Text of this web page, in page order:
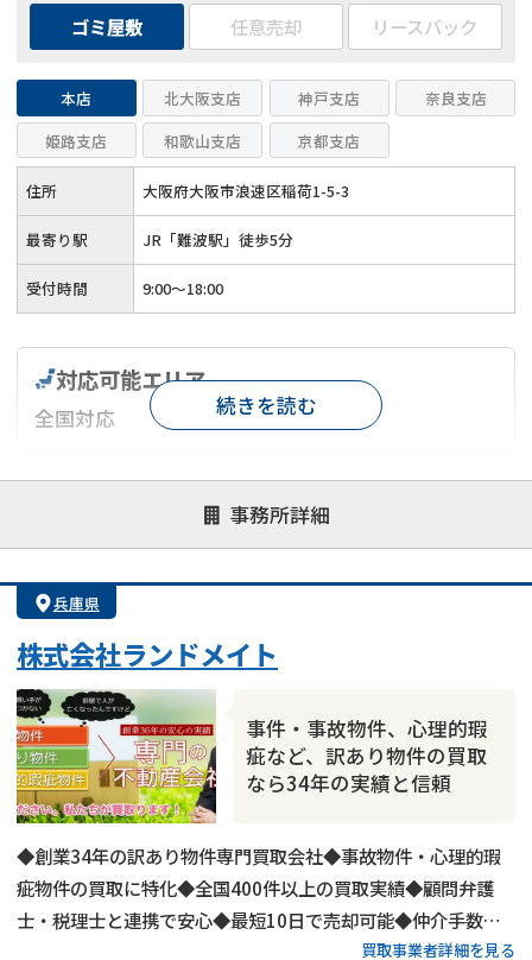
ゴミ屋敷
任意売却 リースバック
本店 北大阪支店 神戸支店
奈良支店
姫路支店
和歌山支店 京都支店
住所 大阪府大阪市浪速区稲荷1-5-3
最寄り駅 JR「難波駅」徒歩5分
受付時間 9:00～18:00
事務所詳細
対応可能エリア
全国対応
対応が親身 オンライン面談可能
レスポンスが早い
1億円以上の買取可
続きを読む
兵庫県
株式会社ランドメイト
事件・事故物件、心理的瑕
疵など、訳あり物件の買取
なら34年の実績と信頼
◆創業34年の訳あり物件専門買取会社◆事故物件・心理的瑕
疵物件の買取に特化◆全国400件以上の買取実績◆顧問弁護
士・税理士と連携で安心◆最短10日で売却可能◆仲介手数
料・諸費用も会社負担◆不要物撤去費用も無料◆リースバック
買取事業者詳細を見る